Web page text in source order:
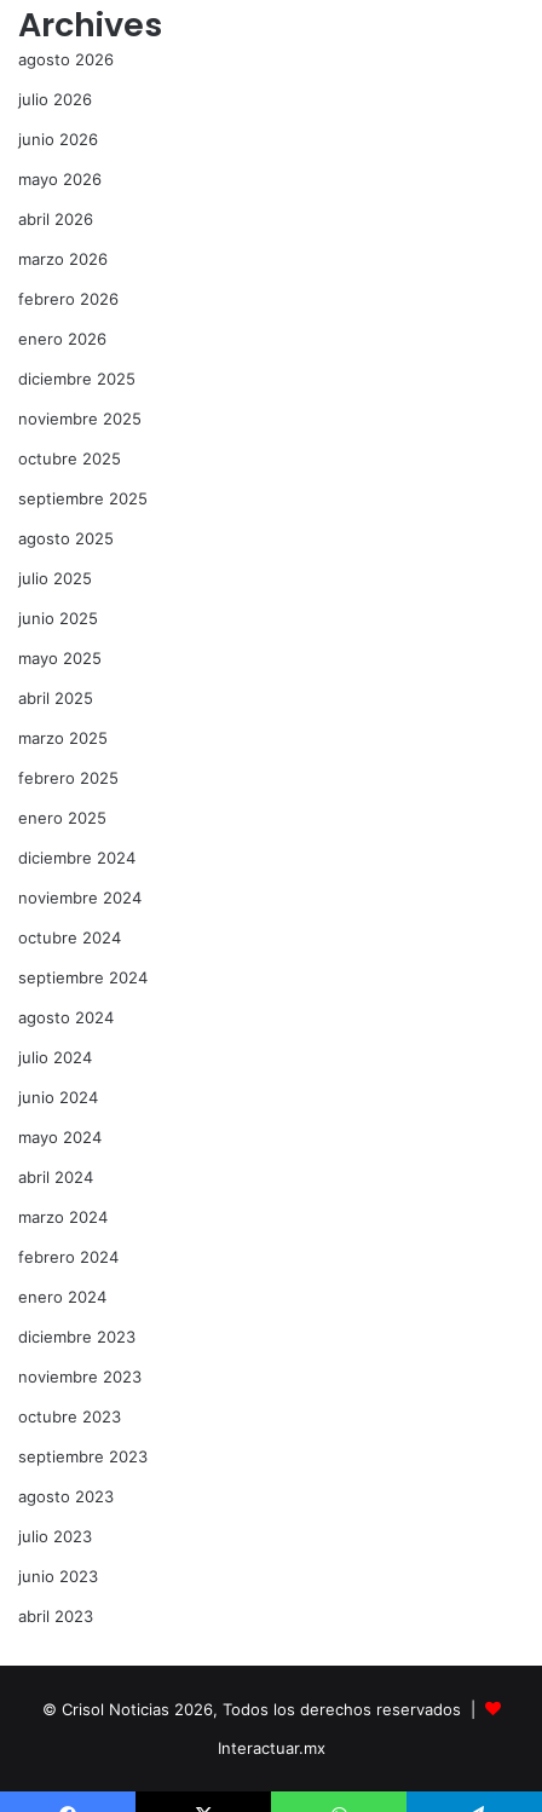
Archives
agosto 2026
julio 2026
junio 2026
mayo 2026
abril 2026
marzo 2026
febrero 2026
enero 2026
diciembre 2025
noviembre 2025
octubre 2025
septiembre 2025
agosto 2025
julio 2025
junio 2025
mayo 2025
abril 2025
marzo 2025
febrero 2025
enero 2025
diciembre 2024
noviembre 2024
octubre 2024
septiembre 2024
agosto 2024
julio 2024
junio 2024
mayo 2024
abril 2024
marzo 2024
febrero 2024
enero 2024
diciembre 2023
noviembre 2023
octubre 2023
septiembre 2023
agosto 2023
julio 2023
junio 2023
abril 2023
© Crisol Noticias 2026, Todos los derechos reservados |
Interactuar.mx